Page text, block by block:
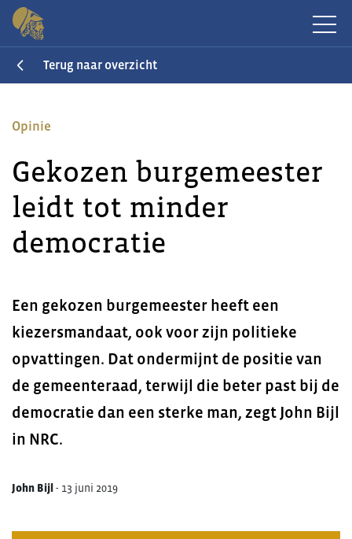
Terug naar overzicht
Opinie
Gekozen burgemeester
leidt tot minder
democratie
Een gekozen burgemeester heeft een
kiezersmandaat, ook voor zijn politieke
opvattingen. Dat ondermijnt de positie van
de gemeenteraad, terwijl die beter past bij de
democratie dan een sterke man, zegt John Bijl
in NRC.
John Bijl - 13 juni 2019